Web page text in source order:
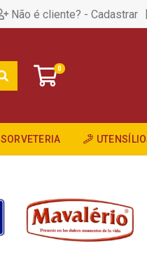
Não é cliente? - Cadastrar |
0
SORVETERIA